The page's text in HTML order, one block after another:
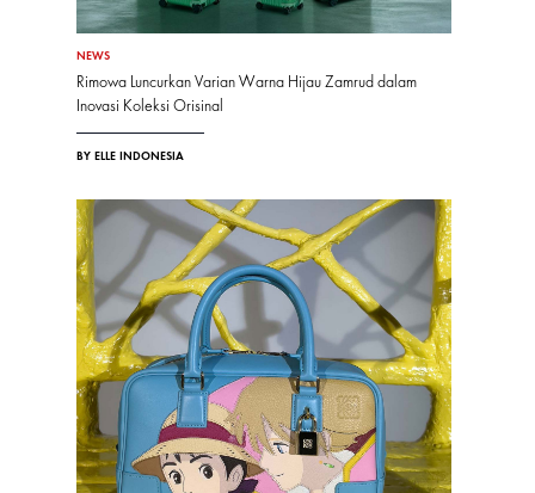
NEWS
Rimowa Luncurkan Varian Warna Hijau Zamrud dalam
Inovasi Koleksi Orisinal
BY ELLE INDONESIA